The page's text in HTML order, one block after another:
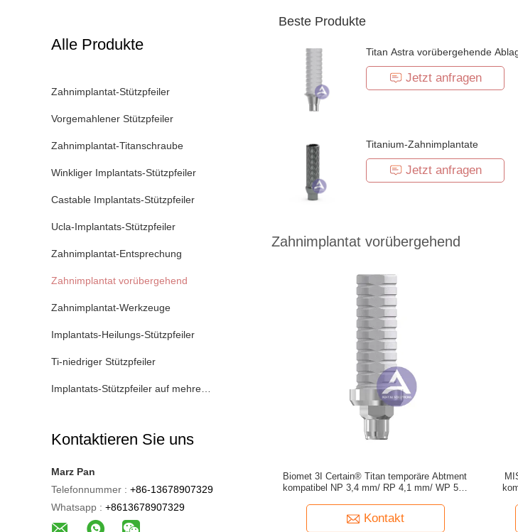
Alle Produkte
Zahnimplantat-Stützpfeiler
Vorgemahlener Stützpfeiler
Zahnimplantat-Titanschraube
Winkliger Implantats-Stützpfeiler
Castable Implantats-Stützpfeiler
Ucla-Implantats-Stützpfeiler
Zahnimplantat-Entsprechung
Zahnimplantat vorübergehend
Zahnimplantat-Werkzeuge
Implantats-Heilungs-Stützpfeiler
Ti-niedriger Stützpfeiler
Implantats-Stützpfeiler auf mehreren Einheiten
Kontaktieren Sie uns
Marz Pan
Telefonnummer : +86-13678907329
Whatsapp : +8613678907329
Beste Produkte
Titan Astra vorübergehende
Jetzt anfragen
Titanium-Zahnimplantate
Jetzt anfragen
Zahnimplantat vorübergehend
Biomet 3I Certain® Titan temporäre Abtment
kompatibel NP 3,4 mm/ RP 4,1 mm/ WP 5,0
Kontakt